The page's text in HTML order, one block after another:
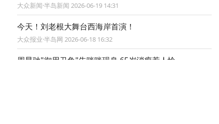
大众新闻·半岛新闻 2026-06-19 14:31
今天！刘老根大舞台西海岸首演！
大众报业·半岛网 2026-06-18 16:32
周星驰"御用丑角"朱咪咪现身 65岁消瘦惹人怜